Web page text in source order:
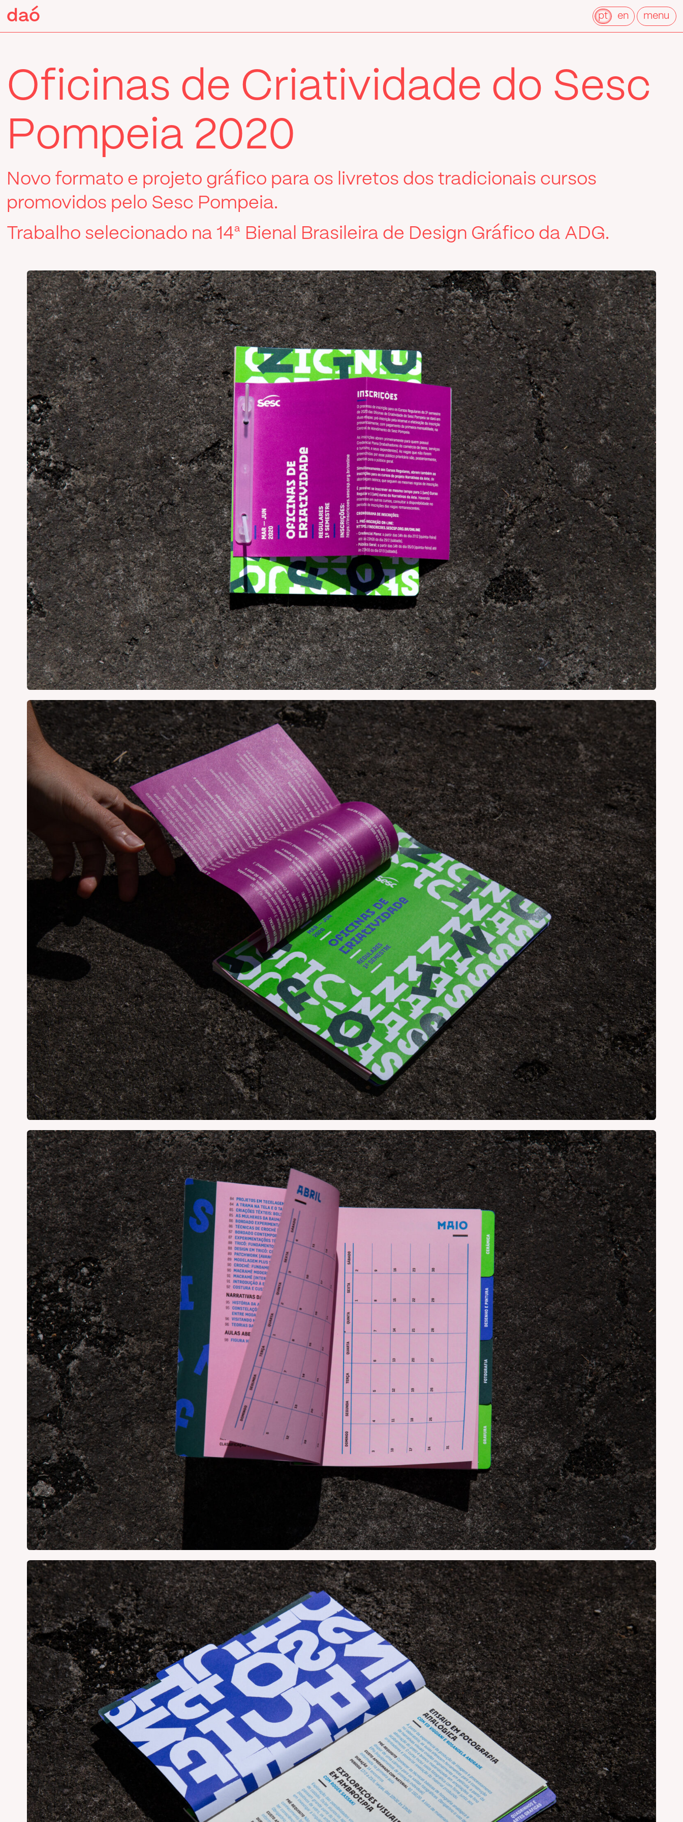
Pular
para
daó pt en menu
daó
Oficinas de Criatividade do Sesc
Pompeia 2020
Novo formato e projeto gráfico para os livretos dos tradicionais cursos
promovidos pelo Sesc Pompeia.
Trabalho selecionado na 14ª Bienal Brasileira de Design Gráfico da ADG.